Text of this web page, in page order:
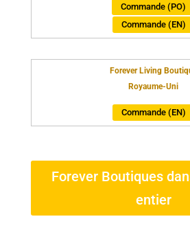
Commande (PO)
Commande (EN)
Forever Living
Royaume-Uni
Commande (EN)
Forever Boutiques
entier